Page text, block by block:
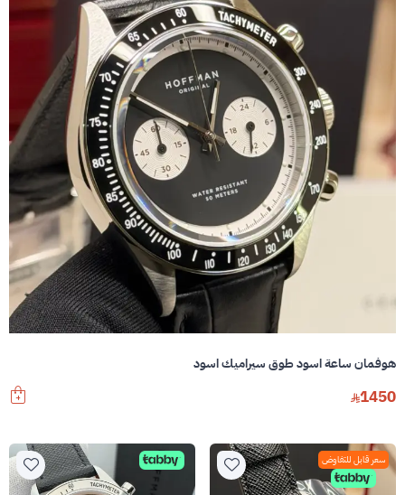
هوفمان ساعة اسود طوق سيراميك اسود
1450
سعر قابل للتفاوض